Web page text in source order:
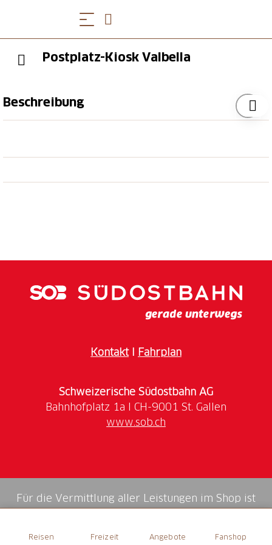
Reisen Freizeit Angebote Fanshop
Postplatz-Kiosk Valbella
Beschreibung
KontaktI Fahrplan
Schweizerische Südostbahn AG
www.sob.ch
Für die Vermittlung aller Leistungen im Shop ist